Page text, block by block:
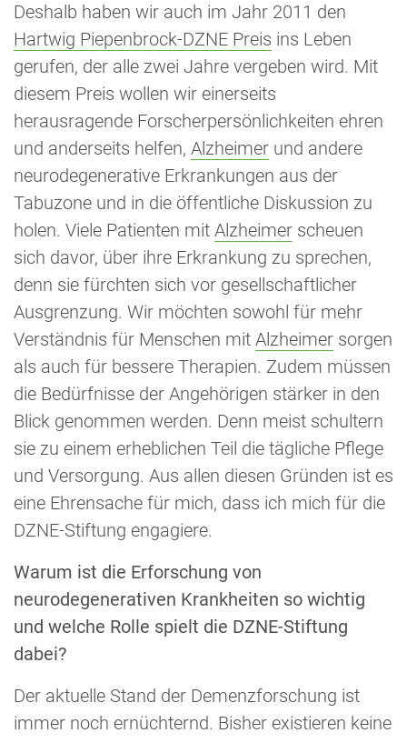
Deshalb haben wir auch im Jahr 2011 den
Hartwig Piepenbrock-DZNE Preis ins Leben
gerufen, der alle zwei Jahre vergeben wird. Mit
diesem Preis wollen wir einerseits
herausragende Forscherpersönlichkeiten ehren
und anderseits helfen, Alzheimer und andere
neurodegenerative Erkrankungen aus der
Tabuzone und in die öffentliche Diskussion zu
holen. Viele Patienten mit Alzheimer scheuen
sich davor, über ihre Erkrankung zu sprechen,
denn sie fürchten sich vor gesellschaftlicher
Ausgrenzung. Wir möchten sowohl für mehr
Verständnis für Menschen mit Alzheimer sorgen
als auch für bessere Therapien. Zudem müssen
die Bedürfnisse der Angehörigen stärker in den
Blick genommen werden. Denn meist schultern
sie zu einem erheblichen Teil die tägliche Pflege
und Versorgung. Aus allen diesen Gründen ist es
eine Ehrensache für mich, dass ich mich für die
DZNE-Stiftung engagiere.
Warum ist die Erforschung von
neurodegenerativen Krankheiten so wichtig
und welche Rolle spielt die DZNE-Stiftung
dabei?
Der aktuelle Stand der Demenzforschung ist
immer noch ernüchternd. Bisher existieren keine